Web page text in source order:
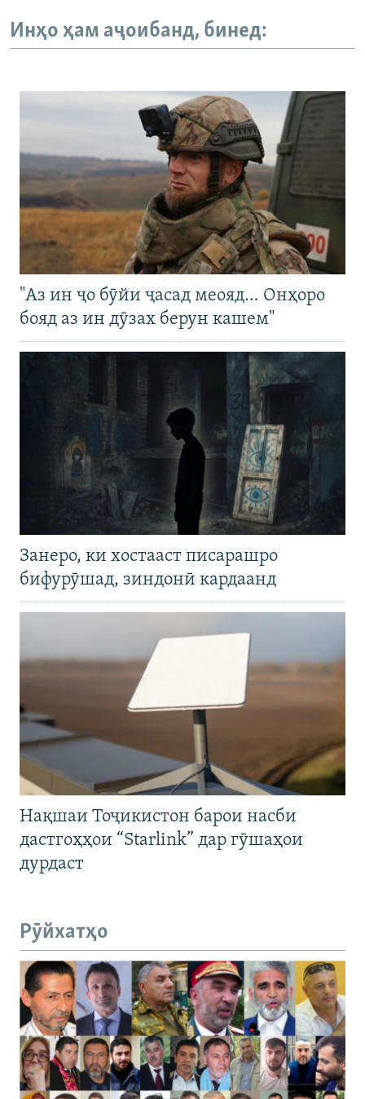
Инҳо ҳам аҷоибанд, бинед:
"Аз ин ҷо бӯйи ҷасад меояд… Онҳоро
бояд аз ин дӯзах берун кашем"
Занеро, ки хостааст писарашро
бифурӯшад, зиндонӣ кардаанд
Нақшаи Тоҷикистон барои насби
дастгоҳҳои “Starlink” дар гӯшаҳои
дурдаст
Рӯйхатҳо